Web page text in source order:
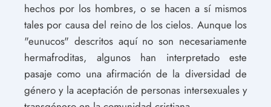
hechos por los hombres, o se hacen a sí mismos
tales por causa del reino de los cielos. Aunque los
"eunucos" descritos aquí no son necesariamente
hermafroditas, algunos han interpretado este
pasaje como una afirmación de la diversidad de
género y la aceptación de personas intersexuales y